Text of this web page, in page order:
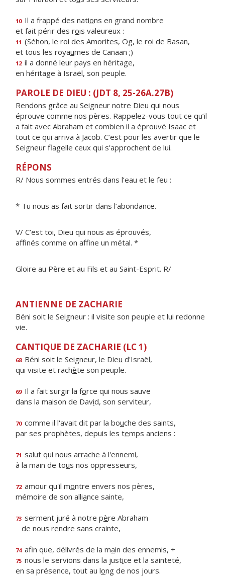
10 Il a frappé des nations en grand nombre
et fait périr des rois valeureux :
11 (Séhon, le roi des Amorites, Og, le roi de Basan,
et tous les royaumes de Canaan ;)
12 il a donné leur pays en héritage,
en héritage à Israël, son peuple.
PAROLE DE DIEU : (JDT 8, 25-26A.27B)
Rendons grâce au Seigneur notre Dieu qui nous
éprouve comme nos pères. Rappelez-vous tout ce qu’il
a fait avec Abraham et combien il a éprouvé Isaac et
tout ce qui arriva à Jacob. C’est pour les avertir que le
Seigneur flagelle ceux qui s’approchent de lui.
RÉPONS
R/ Nous sommes entrés dans l’eau et le feu :
* Tu nous as fait sortir dans l’abondance.
V/ C’est toi, Dieu qui nous as éprouvés,
affinés comme on affine un métal. *
Gloire au Père et au Fils et au Saint-Esprit. R/
ANTIENNE DE ZACHARIE
Béni soit le Seigneur : il visite son peuple et lui redonne
vie.
CANTIQUE DE ZACHARIE (LC 1)
68 Béni soit le Seigneur, le Dieu d'Israël,
qui visite et rachète son peuple.
69 Il a fait surgir la force qui nous sauve
dans la maison de David, son serviteur,
70 comme il l'avait dit par la bouche des saints,
par ses prophètes, depuis les temps anciens :
71 salut qui nous arrache à l'ennemi,
à la main de tous nos oppresseurs,
72 amour qu'il montre envers nos pères,
mémoire de son alliance sainte,
73 serment juré à notre père Abraham
de nous rendre sans crainte,
74 afin que, délivrés de la main des ennemis, +
75 nous le servions dans la justice et la sainteté,
en sa présence, tout au long de nos jours.